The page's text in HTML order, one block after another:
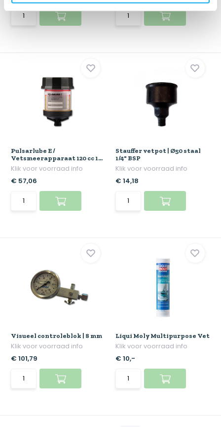
Pulsarlube E /
Vetsmeerapparaat 120 cc 1...
Klik voor voorraad info
€ 57,06
Stauffer vetpot | Ø50 staal
1/4" BSP
Klik voor voorraad info
€ 14,18
Visueel controleblok | 8 mm
Klik voor voorraad info
€ 101,79
Liqui Moly Multipurpose Vet
Klik voor voorraad info
€ 10,-